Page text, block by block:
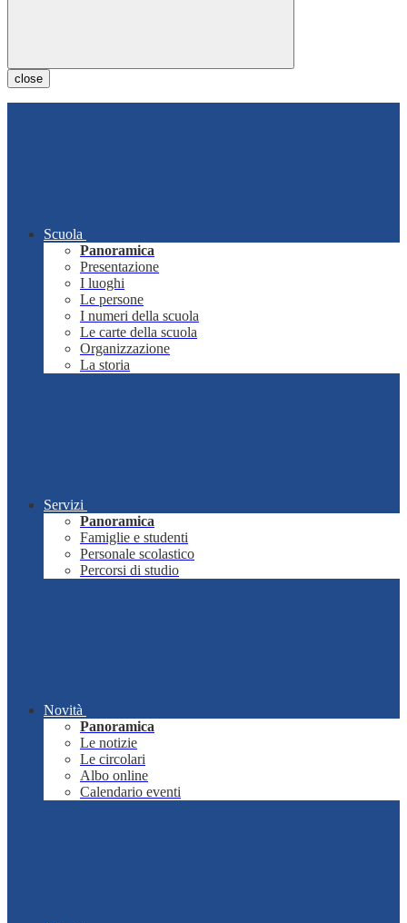
close
Scuola
Panoramica
Presentazione
I luoghi
Le persone
I numeri della scuola
Le carte della scuola
Organizzazione
La storia
Servizi
Panoramica
Famiglie e studenti
Personale scolastico
Percorsi di studio
Novità
Panoramica
Le notizie
Le circolari
Albo online
Calendario eventi